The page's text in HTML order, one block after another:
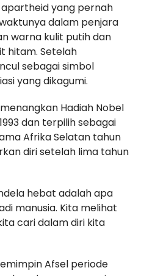
yang pernah
dalam penjara
warna kulit putih dan
hitam. Setelah
sebagai simbol
yang dikagumi.
Hadiah Nobel
dan terpilih sebagai
Afrika Selatan tahun
diri setelah lima tahun
hebat adalah apa
manusia. Kita melihat
cari dalam diri kita
Afsel periode